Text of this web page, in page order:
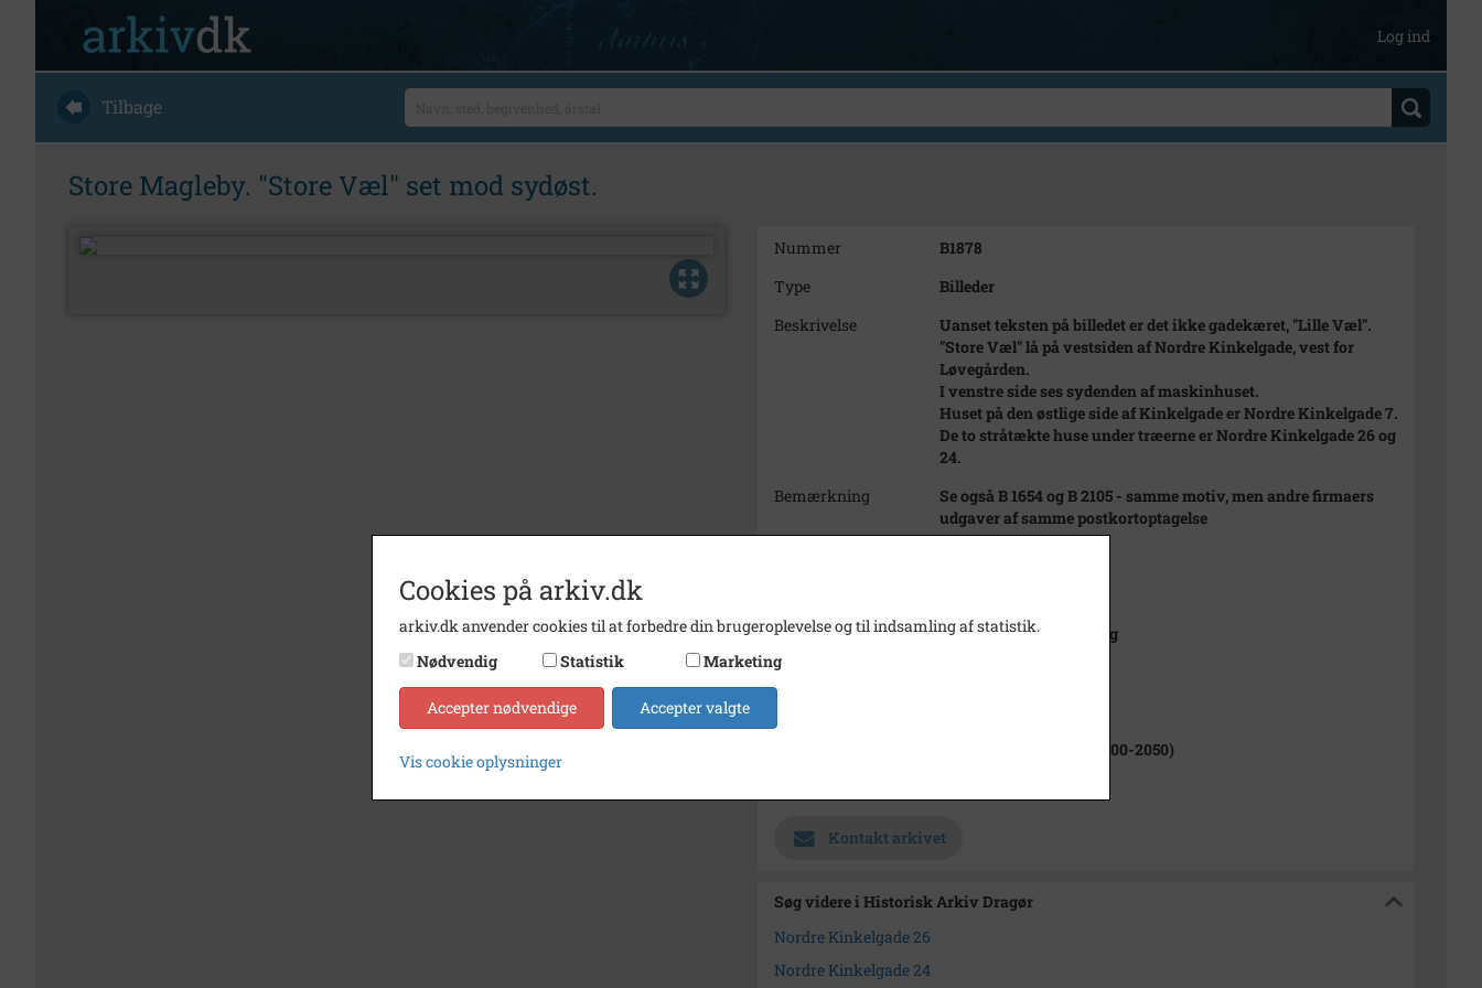
Log ind
Tilbage
Store Magleby. "Store Væl" set mod sydøst.
Nummer
B1878
Type
Billeder
Beskrivelse
Uanset teksten på billedet er det ikke gadekæret, "Lille Væl".
"Store Væl" lå på vestsiden af Nordre Kinkelgade, vest for
Løvegården.
I venstre side ses sydenden af maskinhuset.
Huset på den østlige side af Kinkelgade er Nordre Kinkelgade 7.
De to stråtækte huse under træerne er Nordre Kinkelgade 26 og
24.
Bemærkning
Se også B 1654 og B 2105 - samme motiv, men andre firmaers
udgaver af samme postkortoptagelse
Materiale
Arkivets affotografering
Se på kort
Store Magleby Sogn (1000-2050)
Kontakt arkivet
Søg videre i Historisk Arkiv Dragør
Nordre Kinkelgade 26
Nordre Kinkelgade 24
Cookies på arkiv.dk
arkiv.dk anvender cookies til at forbedre din brugeroplevelse og til indsamling af statistik.
Nødvendig
Statistik Marketing
Accepter nødvendige Accepter valgte
Vis cookie oplysninger